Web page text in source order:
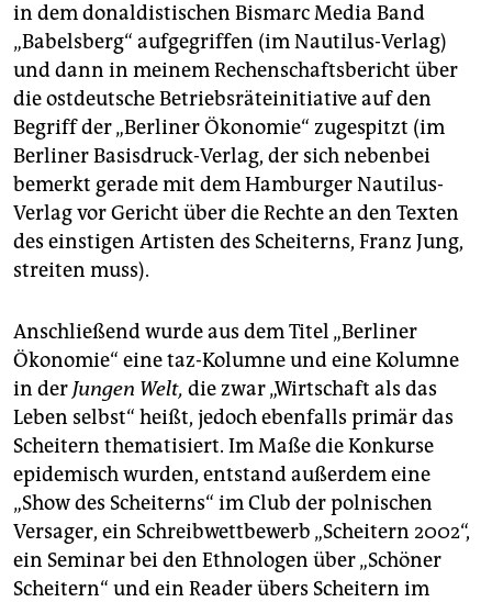
in dem donaldistischen Bismarc Media Band
„Babelsberg“ aufgegriffen (im Nautilus-Verlag)
und dann in meinem Rechenschaftsbericht über
die ostdeutsche Betriebsräteinitiative auf den
Begriff der „Berliner Ökonomie“ zugespitzt (im
Berliner Basisdruck-Verlag, der sich nebenbei
bemerkt gerade mit dem Hamburger Nautilus-
Verlag vor Gericht über die Rechte an den Texten
des einstigen Artisten des Scheiterns, Franz Jung,
streiten muss).
Anschließend wurde aus dem Titel „Berliner
Ökonomie“ eine taz-Kolumne und eine Kolumne
in der Jungen Welt, die zwar „Wirtschaft als das
Leben selbst“ heißt, jedoch ebenfalls primär das
Scheitern thematisiert. Im Maße die Konkurse
epidemisch wurden, entstand außerdem eine
„Show des Scheiterns“ im Club der polnischen
Versager, ein Schreibwettbewerb „Scheitern 2002“,
ein Seminar bei den Ethnologen über „Schöner
Scheitern“ und ein Reader übers Scheitern im